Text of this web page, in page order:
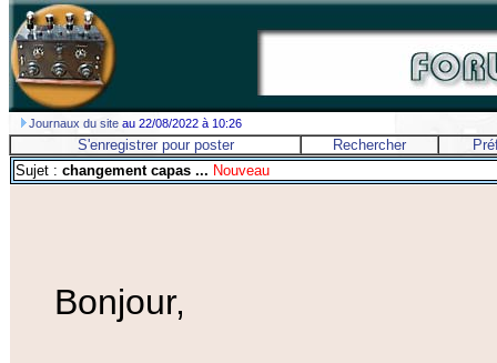
Journaux du site au 22/08/2022 à 10:26
S'enregistrer pour poster Rechercher
Sujet : changement capas ... Nouveau
Bonjour,